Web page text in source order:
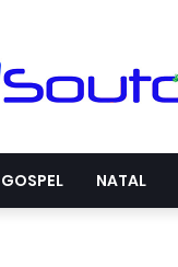
GOSPEL NATAL